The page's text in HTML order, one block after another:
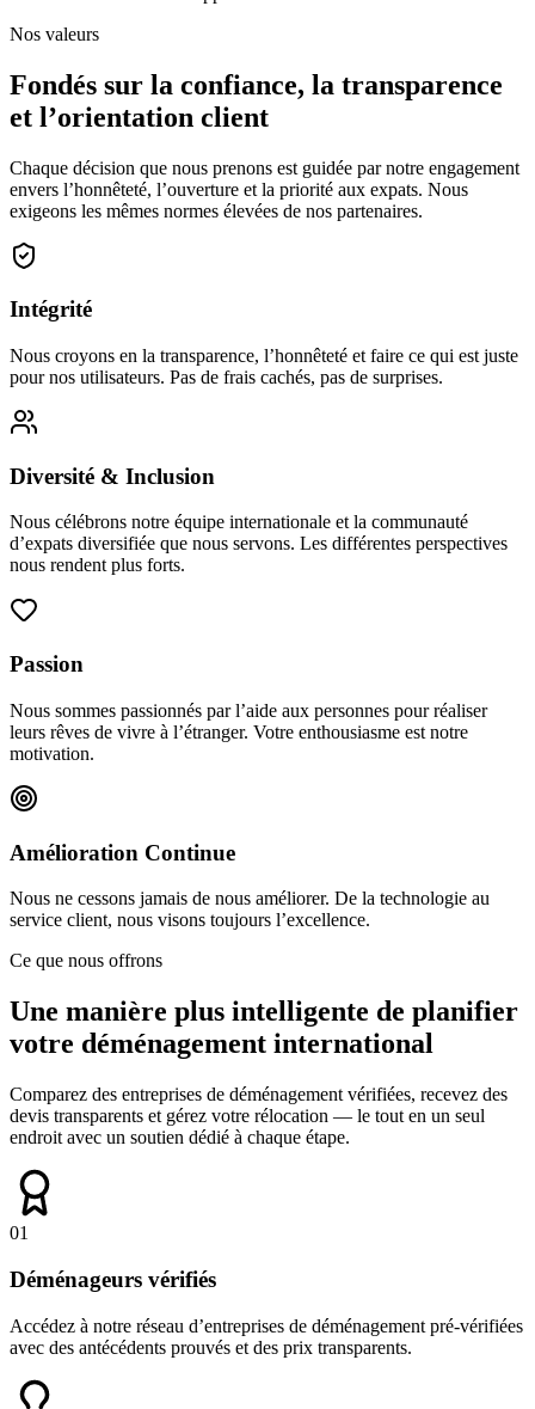
Nos valeurs
Fondés sur la confiance, la transparence
et l’orientation client
Chaque décision que nous prenons est guidée par notre engagement
envers l’honnêteté, l’ouverture et la priorité aux expats. Nous
exigeons les mêmes normes élevées de nos partenaires.
Intégrité
Nous croyons en la transparence, l’honnêteté et faire ce qui est juste
pour nos utilisateurs. Pas de frais cachés, pas de surprises.
Diversité & Inclusion
Nous célébrons notre équipe internationale et la communauté
d’expats diversifiée que nous servons. Les différentes perspectives
nous rendent plus forts.
Passion
Nous sommes passionnés par l’aide aux personnes pour réaliser
leurs rêves de vivre à l’étranger. Votre enthousiasme est notre
motivation.
Amélioration Continue
Nous ne cessons jamais de nous améliorer. De la technologie au
service client, nous visons toujours l’excellence.
Ce que nous offrons
Une manière plus intelligente de planifier
votre déménagement international
Comparez des entreprises de déménagement vérifiées, recevez des
devis transparents et gérez votre rélocation — le tout en un seul
endroit avec un soutien dédié à chaque étape.
01
Déménageurs vérifiés
Accédez à notre réseau d’entreprises de déménagement pré-vérifiées
avec des antécédents prouvés et des prix transparents.